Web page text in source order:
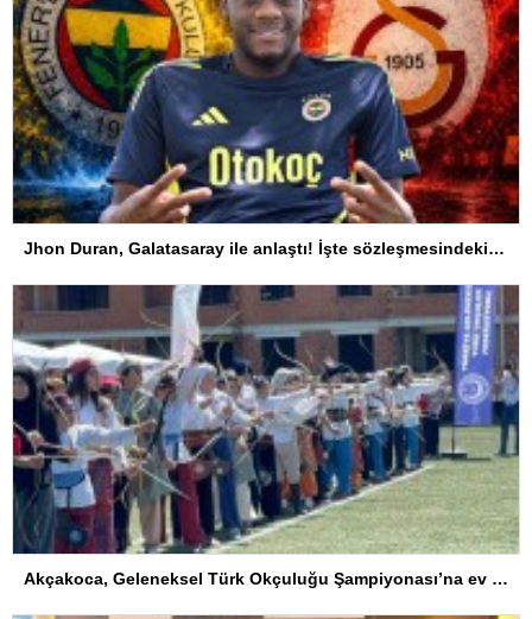
Jhon Duran, Galatasaray ile anlaştı! İşte sözleşmesindeki özel madde
Akçakoca, Geleneksel Türk Okçuluğu Şampiyonası’na ev sahipliği yapıyor